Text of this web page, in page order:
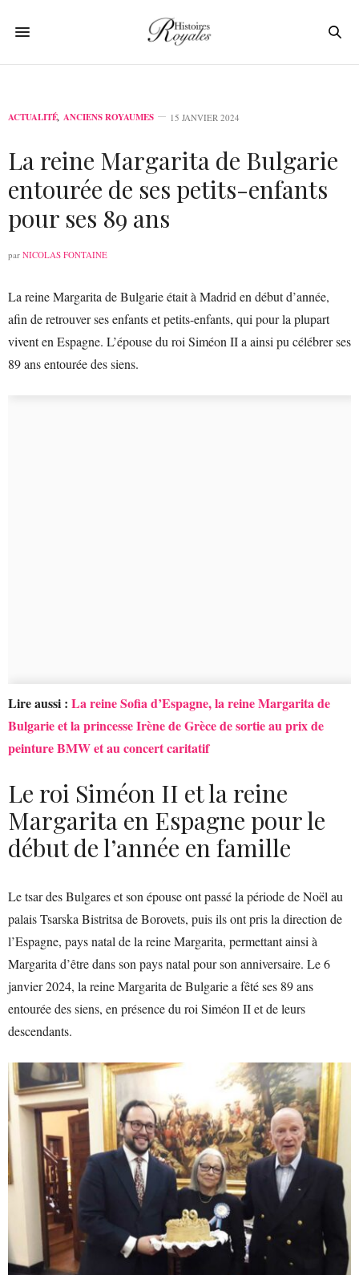
ACTUALITÉ, ANCIENS ROYAUMES 15 JANVIER 2024
La reine Margarita de Bulgarie
entourée de ses petits-enfants
pour ses 89 ans
par NICOLAS FONTAINE
La reine Margarita de Bulgarie était à Madrid en début d’année,
afin de retrouver ses enfants et petits-enfants, qui pour la plupart
vivent en Espagne. L’épouse du roi Siméon II a ainsi pu célébrer ses
89 ans entourée des siens.
Lire aussi : La reine Sofia d’Espagne, la reine Margarita de
Bulgarie et la princesse Irène de Grèce de sortie au prix de
peinture BMW et au concert caritatif
Le roi Siméon II et la reine
Margarita en Espagne pour le
début de l’année en famille
Le tsar des Bulgares et son épouse ont passé la période de Noël au
palais Tsarska Bistritsa de Borovets, puis ils ont pris la direction de
l’Espagne, pays natal de la reine Margarita, permettant ainsi à
Margarita d’être dans son pays natal pour son anniversaire. Le 6
janvier 2024, la reine Margarita de Bulgarie a fêté ses 89 ans
entourée des siens, en présence du roi Siméon II et de leurs
descendants.